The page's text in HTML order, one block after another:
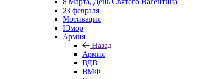
8 Марта, День Святого Валентина
23 февраля
Мотивация
Юмор
Армия
Назад
Армия
ВДВ
ВМФ